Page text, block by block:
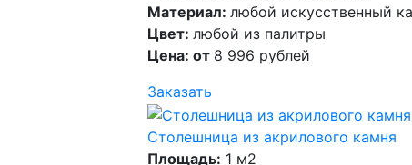
Материал: любой искусственный
Цвет: любой из палитры
Цена: от 8 996 рублей
Заказать
Столешница из акрилового камня
Площадь: 1 м2